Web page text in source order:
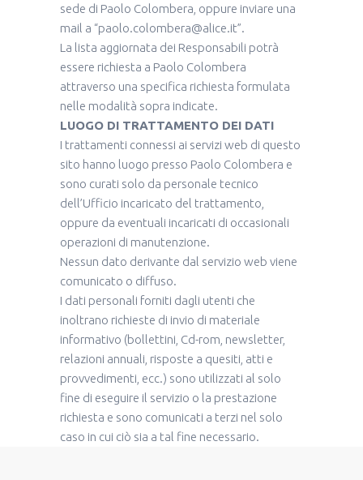
sede di Paolo Colombera, oppure inviare una
mail a “paolo.colombera@alice.it”.
La lista aggiornata dei Responsabili potrà
essere richiesta a Paolo Colombera
attraverso una specifica richiesta formulata
nelle modalità sopra indicate.
LUOGO DI TRATTAMENTO DEI DATI
I trattamenti connessi ai servizi web di questo
sito hanno luogo presso Paolo Colombera e
sono curati solo da personale tecnico
dell’Ufficio incaricato del trattamento,
oppure da eventuali incaricati di occasionali
operazioni di manutenzione.
Nessun dato derivante dal servizio web viene
comunicato o diffuso.
I dati personali forniti dagli utenti che
inoltrano richieste di invio di materiale
informativo (bollettini, Cd-rom, newsletter,
relazioni annuali, risposte a quesiti, atti e
provvedimenti, ecc.) sono utilizzati al solo
fine di eseguire il servizio o la prestazione
richiesta e sono comunicati a terzi nel solo
caso in cui ciò sia a tal fine necessario.